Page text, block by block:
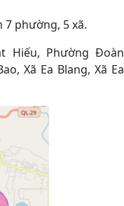
7 phường, 5 xã.
Hiếu, Phường Đoàn
Xã Ea Blang, Xã Ea